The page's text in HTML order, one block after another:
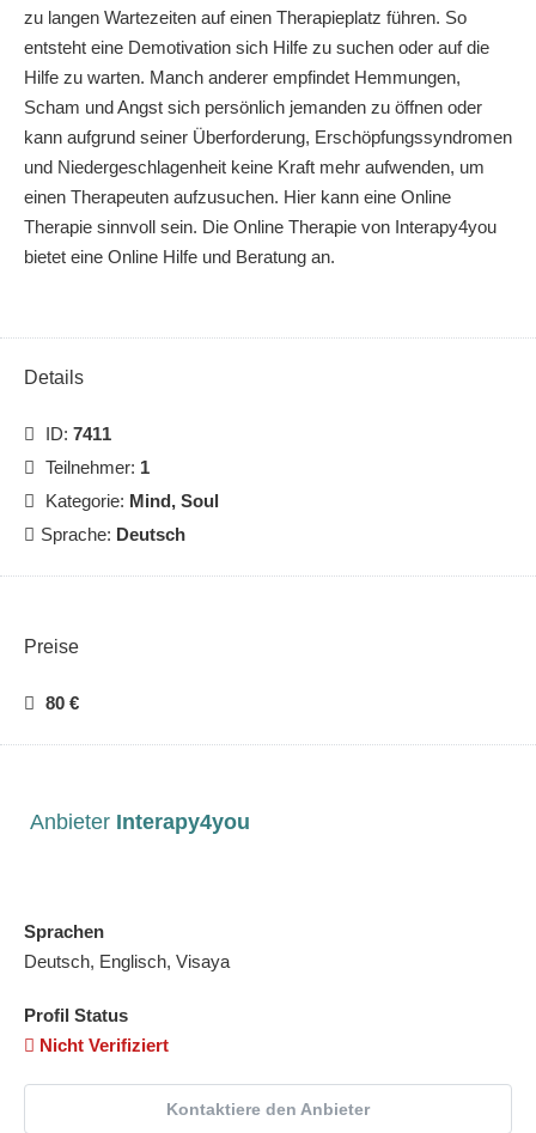
zu langen Wartezeiten auf einen Therapieplatz führen. So
entsteht eine Demotivation sich Hilfe zu suchen oder auf die
Hilfe zu warten. Manch anderer empfindet Hemmungen,
Scham und Angst sich persönlich jemanden zu öffnen oder
kann aufgrund seiner Überforderung, Erschöpfungssyndromen
und Niedergeschlagenheit keine Kraft mehr aufwenden, um
einen Therapeuten aufzusuchen. Hier kann eine Online
Therapie sinnvoll sein. Die Online Therapie von Interapy4you
bietet eine Online Hilfe und Beratung an.
Details
ID: 7411
Teilnehmer: 1
Kategorie: Mind, Soul
Sprache: Deutsch
Preise
80 €
Anbieter Interapy4you
Sprachen
Deutsch, Englisch, Visaya
Profil Status
Nicht Verifiziert
Kontaktiere den Anbieter